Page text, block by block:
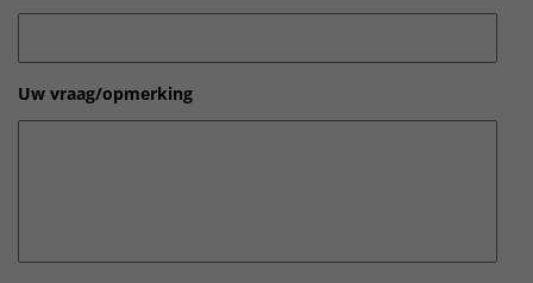
Uw vraag/opmerking